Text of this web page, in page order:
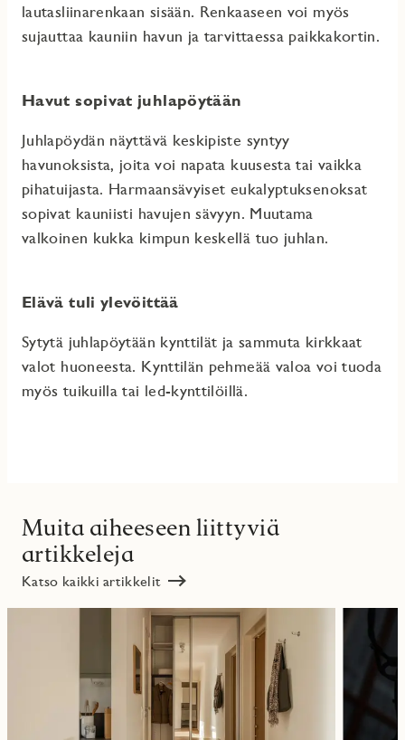
lautasliinarenkaan sisään. Renkaaseen voi myös
sujauttaa kauniin havun ja tarvittaessa paikkakortin.
Havut sopivat juhlapöytään
Juhlapöydän näyttävä keskipiste syntyy
havunoksista, joita voi napata kuusesta tai vaikka
pihatuijasta. Harmaansävyiset eukalyptuksenoksat
sopivat kauniisti havujen sävyyn. Muutama
valkoinen kukka kimpun keskellä tuo juhlan.
Elävä tuli ylevöittää
Sytytä juhlapöytään kynttilät ja sammuta kirkkaat
valot huoneesta. Kynttilän pehmeää valoa voi tuoda
myös tuikuilla tai led-kynttilöillä.
Muita aiheeseen liittyviä
artikkeleja
Katso kaikki artikkelit